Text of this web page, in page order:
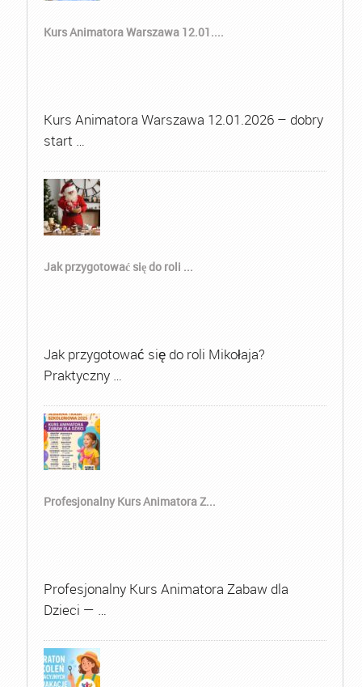
Kurs Animatora Warszawa 12.01....
Kurs Animatora Warszawa 12.01.2026 – dobry
start …
Jak przygotować się do roli ...
Jak przygotować się do roli Mikołaja?
Praktyczny …
Profesjonalny Kurs Animatora Z...
Profesjonalny Kurs Animatora Zabaw dla
Dzieci — …